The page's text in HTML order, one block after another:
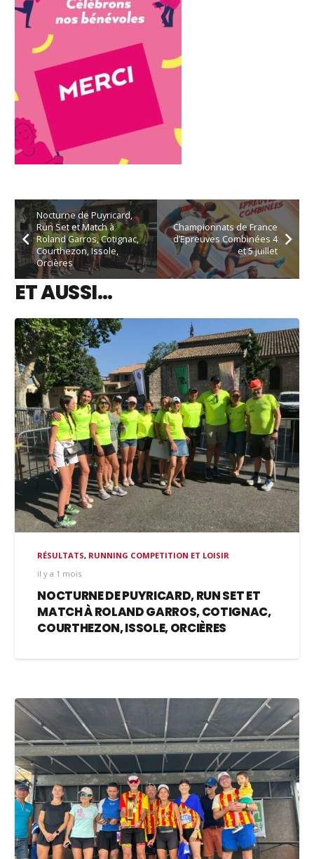
Nocturne de Puyricard,
Run Set et Match à
Roland Garros, Cotignac,
Courthezon, Issole,
Orcières
Championnats de France
d’Epreuves Combinées 4
et 5 juillet
ET AUSSI…
RÉSULTATS, RUNNING COMPETITION ET LOISIR
il y a 1 mois
NOCTURNE DE PUYRICARD, RUN SET ET
MATCH À ROLAND GARROS, COTIGNAC,
COURTHEZON, ISSOLE, ORCIÈRES